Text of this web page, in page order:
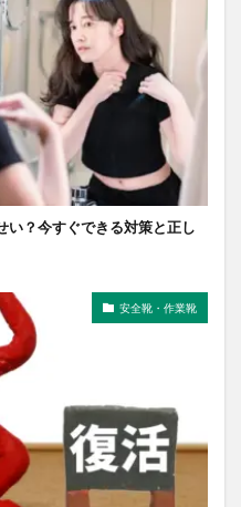
い？今すぐできる対策と正し
安全靴・作業靴